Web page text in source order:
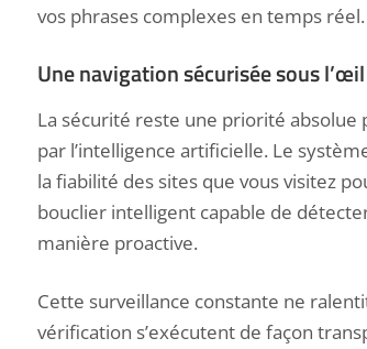
vos phrases complexes en temps réel.
Une navigation sécurisée sous l’œil
La sécurité reste une priorité absolue
par l’intelligence artificielle. Le
la fiabilité des sites que vous visitez
bouclier intelligent capable de
manière proactive.
Cette surveillance constante ne
vérification s’exécutent de façon